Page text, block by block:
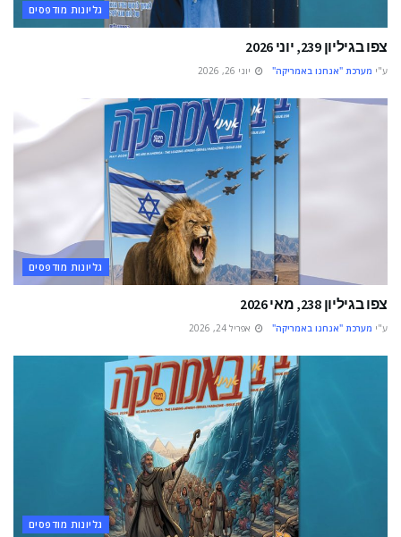
גליונות מודפסים
צפו בגיליון 239, יוני 2026
ע"י מערכת "אנחנו באמריקה" יוני 26, 2026
גליונות מודפסים
צפו בגיליון 238, מאי 2026
ע"י מערכת "אנחנו באמריקה" אפריל 24, 2026
גליונות מודפסים